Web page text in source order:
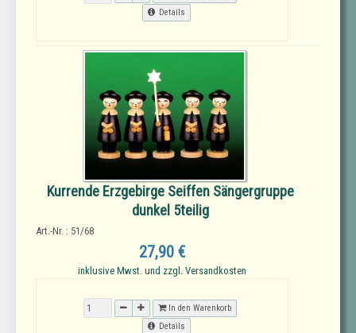
Details
Kurrende Erzgebirge Seiffen Sängergruppe
dunkel 5teilig
Art.-Nr. : 51/68
27,90 €
inklusive Mwst. und zzgl. Versandkosten
In den Warenkorb
Details